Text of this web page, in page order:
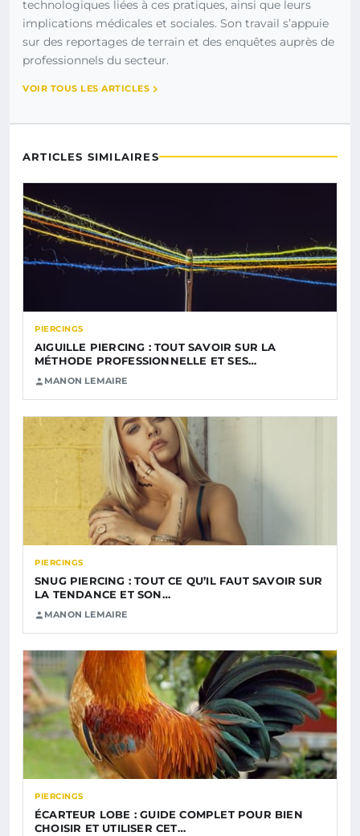
technologiques liées à ces pratiques, ainsi que leurs
implications médicales et sociales. Son travail s’appuie
sur des reportages de terrain et des enquêtes auprès de
professionnels du secteur.
VOIR TOUS LES ARTICLES
ARTICLES SIMILAIRES
PIERCINGS
AIGUILLE PIERCING : TOUT SAVOIR SUR LA
MÉTHODE PROFESSIONNELLE ET SES…
MANON LEMAIRE
PIERCINGS
SNUG PIERCING : TOUT CE QU’IL FAUT SAVOIR SUR
LA TENDANCE ET SON…
MANON LEMAIRE
PIERCINGS
ÉCARTEUR LOBE : GUIDE COMPLET POUR BIEN
CHOISIR ET UTILISER CET…